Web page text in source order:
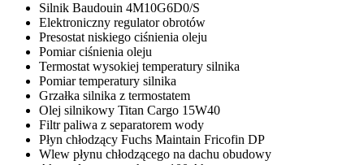
Silnik Baudouin 4M10G6D0/S
Elektroniczny regulator obrotów
Presostat niskiego ciśnienia oleju
Pomiar ciśnienia oleju
Termostat wysokiej temperatury silnika
Pomiar temperatury silnika
Grzałka silnika z termostatem
Olej silnikowy Titan Cargo 15W40
Filtr paliwa z separatorem wody
Płyn chłodzący Fuchs Maintain Fricofin DP
Wlew płynu chłodzącego na dachu obudowy